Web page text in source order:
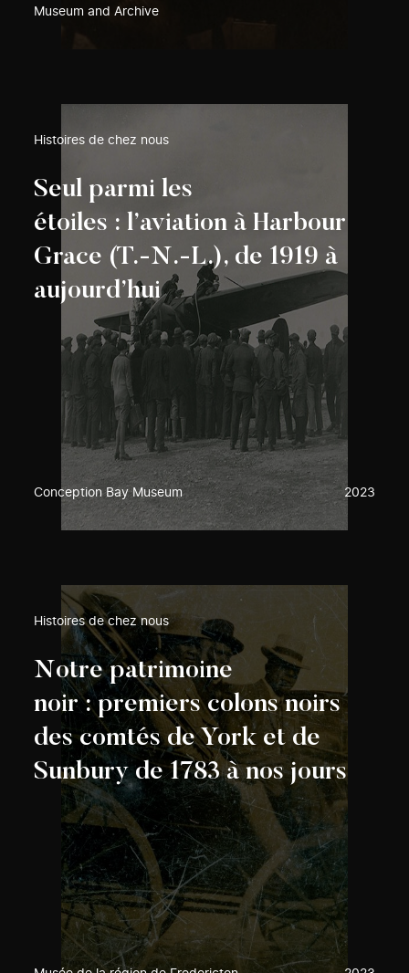
Museum and Archive
Histoires de chez nous
Seul parmi les
étoiles : l’aviation à Harbour
Grace (T.-N.-L.), de 1919 à
aujourd’hui
Conception Bay Museum 2023
Histoires de chez nous
Notre patrimoine
noir : premiers colons noirs
des comtés de York et de
Sunbury de 1783 à nos jours